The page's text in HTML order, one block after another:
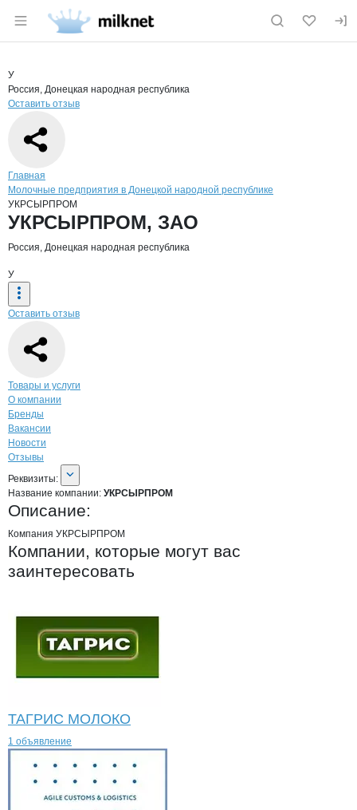
Раздел навигации по сайту milknet.ru
Страница компании
Страница компании
Краткая информация о компании
У
Россия, Донецкая народная республика
Оставить отзыв
Навигация по сайту
Главная
Молочные предприятия в Донецкой народной республике
УКРСЫРПРОМ
Основная информация о компании
УКРСЫРПРОМ, ЗАО
Россия, Донецкая народная республика
У
Оставить отзыв
Навигация по странице
Товары и услуги
О компании
Бренды
Вакансии
Новости
Отзывы
О компании
Реквизиты
Реквизиты:
Название компании: УКРСЫРПРОМ
Описание:
Компания УКРСЫРПРОМ
Компании, которые могут вас
заинтересовать
ТАГРИС МОЛОКО
1 объявление